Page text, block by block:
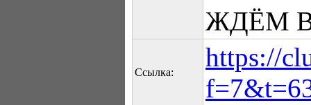
ЖДЁМ
Ссылка:
https://